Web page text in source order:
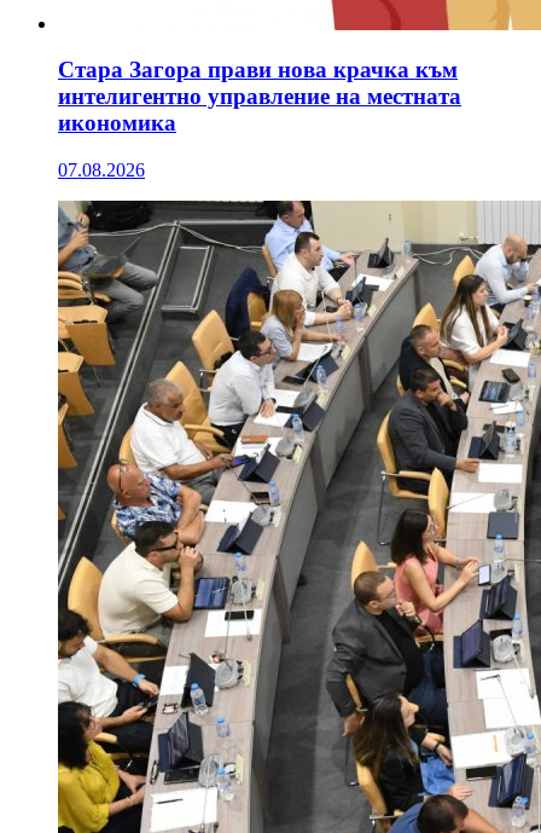
Стара Загора прави нова крачка към
интелигентно управление на местната
икономика
07.08.2026